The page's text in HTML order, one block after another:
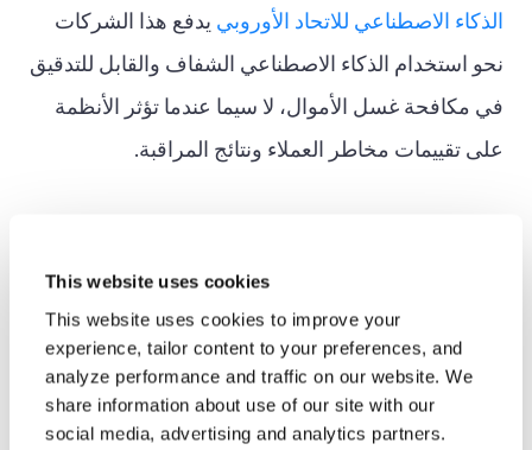
This website uses cookies
This website uses cookies to improve your
experience, tailor content to your preferences, and
analyze performance and traffic on our website. We
share information about use of our site with our
social media, advertising and analytics partners.
الذكاء الاصطناعي للاتحاد الأوروبي يدفع هذا الشركات
نحو استخدام الذكاء الاصطناعي الشفاف والقابل للتدقيق
في مكافحة غسل الأموال، لا سيما عندما تؤثر الأنظمة
على تقييمات مخاطر العملاء ونتائج المراقبة.
لماذا تم إطلاق التنبيهات
كيفية حساب درجات المخاطر